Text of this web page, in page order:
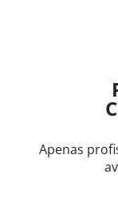
Apenas